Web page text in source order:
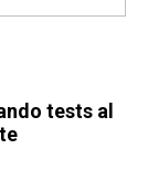
tests al